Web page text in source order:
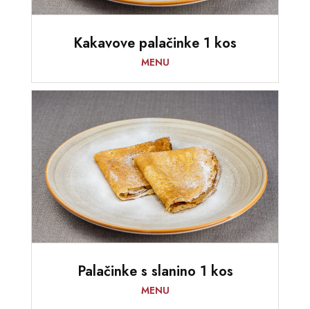
Kakavove palačinke 1 kos
MENU
Palačinke s slanino 1 kos
MENU